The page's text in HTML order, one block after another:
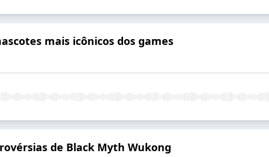
mais icônicos dos games
de Black Myth Wukong